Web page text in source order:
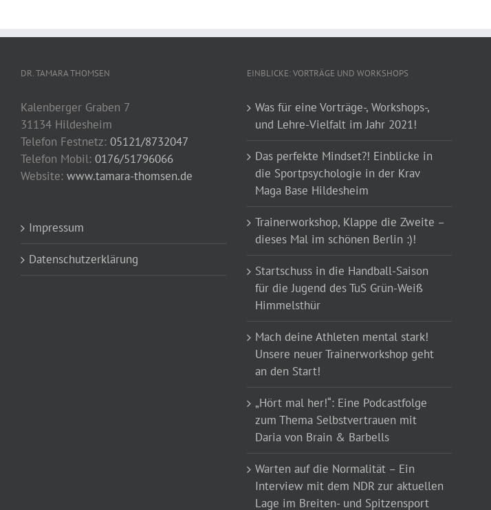
DR. TAMARA THOMSEN
Kalenberger Graben 7
31134 Hildesheim
Telefon Festnetz: 05121/8732047
Telefon Mobil: 0176/51796066
Website: www.tamara-thomsen.de
Impressum
Datenschutzerklärung
EINBLICKE: VORTRÄGE UND WORKSHOPS
Was für eine Vorträge-, Workshops-,
und Lehre-Vielfalt im Jahr 2021!
Das perfekte Mindset?! Einblicke in
die Sportpsychologie in der Krav
Maga Base Hildesheim
Trainerworkshop, Klappe die Zweite –
dieses Mal im schönen Berlin :)!
Startschuss in die Handball-Saison
für die Jugend des TuS Grün-Weiß
Himmelsthür
Mach deine Athleten mental stark!
Unsere neuer Trainerworkshop geht
an den Start!
„Hört mal her!“: Eine Podcastfolge
zum Thema Selbstvertrauen mit
Daria von Brain & Barbells
Warten auf die Normalität – Ein
Interview mit dem NDR zur aktuellen
Lage im Breiten- und Spitzensport